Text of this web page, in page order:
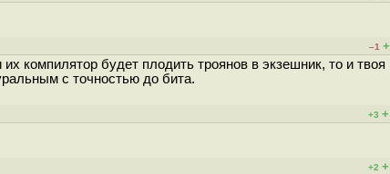
–1 +
компилятор будет плодить троянов в экзешник, то и твоя
с точностью до бита.
+3 +
+2 +